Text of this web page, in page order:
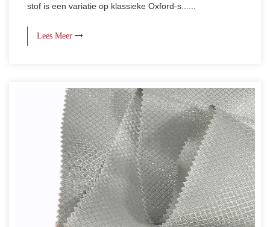
stof is een variatie op klassieke Oxford-s......
Lees Meer